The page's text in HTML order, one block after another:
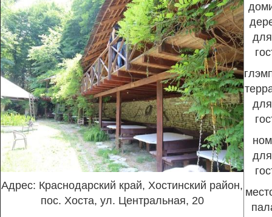
Адрес: Краснодарский край, Хостинский район,
пос. Хоста, ул. Центральная, 20